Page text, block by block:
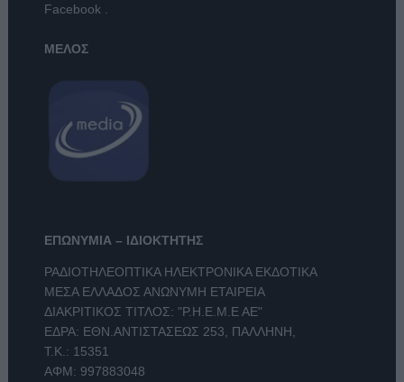
Facebook .
ΜΕΛΟΣ
ΕΠΩΝΥΜΙΑ – ΙΔΙΟΚΤΗΤΗΣ
ΡΑΔΙΟΤΗΛΕΟΠΤΙΚΑ ΗΛΕΚΤΡΟΝΙΚΑ ΕΚΔΟΤΙΚΑ
ΜΕΣΑ ΕΛΛΑΔΟΣ ΑΝΩΝΥΜΗ ΕΤΑΙΡΕΙΑ
ΔΙΑΚΡΙΤΙΚΟΣ ΤΙΤΛΟΣ: "Ρ.Η.Ε.Μ.Ε ΑΕ"
ΕΔΡΑ: ΕΘΝ.ΑΝΤΙΣΤΑΣΕΩΣ 253, ΠΑΛΛΗΝΗ,
Τ.Κ.: 15351
ΑΦΜ: 997883048